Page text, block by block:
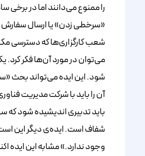
را ممنوع می‌دانند اما در برخی
«سرخطی زدن» یا ارسال سفارش
شعب کارگزاری‌ها که دسترسی
می‌توان در مورد آن‌ها فکر
آن را باید با شرکت مدیریت
باید تدبیری اندیشیده شود که
شفاف است. ایده‌ی دیگر این
وجود ندارد.» مشابه این ایده